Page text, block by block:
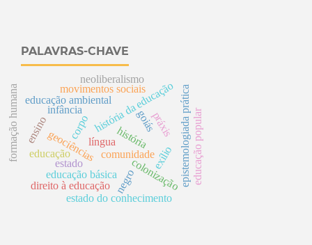
PALAVRAS-CHAVE
infância
história
corpo
geociências
educação ambiental
educação comunidade
colonização
estado
negro
história da educação
goiás epistemologiada prática
educação básica
estado do conhecimento
movimentos sociais
direito à educação
ensino
formação humana
neoliberalismo
educação popular
exílio
práxis
língua